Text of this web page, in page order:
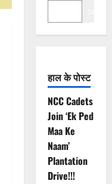
हाल के पोस्ट
NCC Cadets
Join ‘Ek Ped
Maa Ke
Naam’
Plantation
Drive!!!